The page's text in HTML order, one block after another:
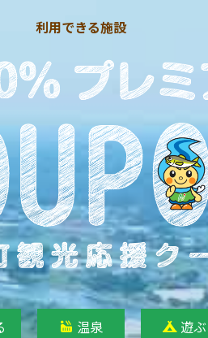
利用できる施設
温泉 遊ぶ